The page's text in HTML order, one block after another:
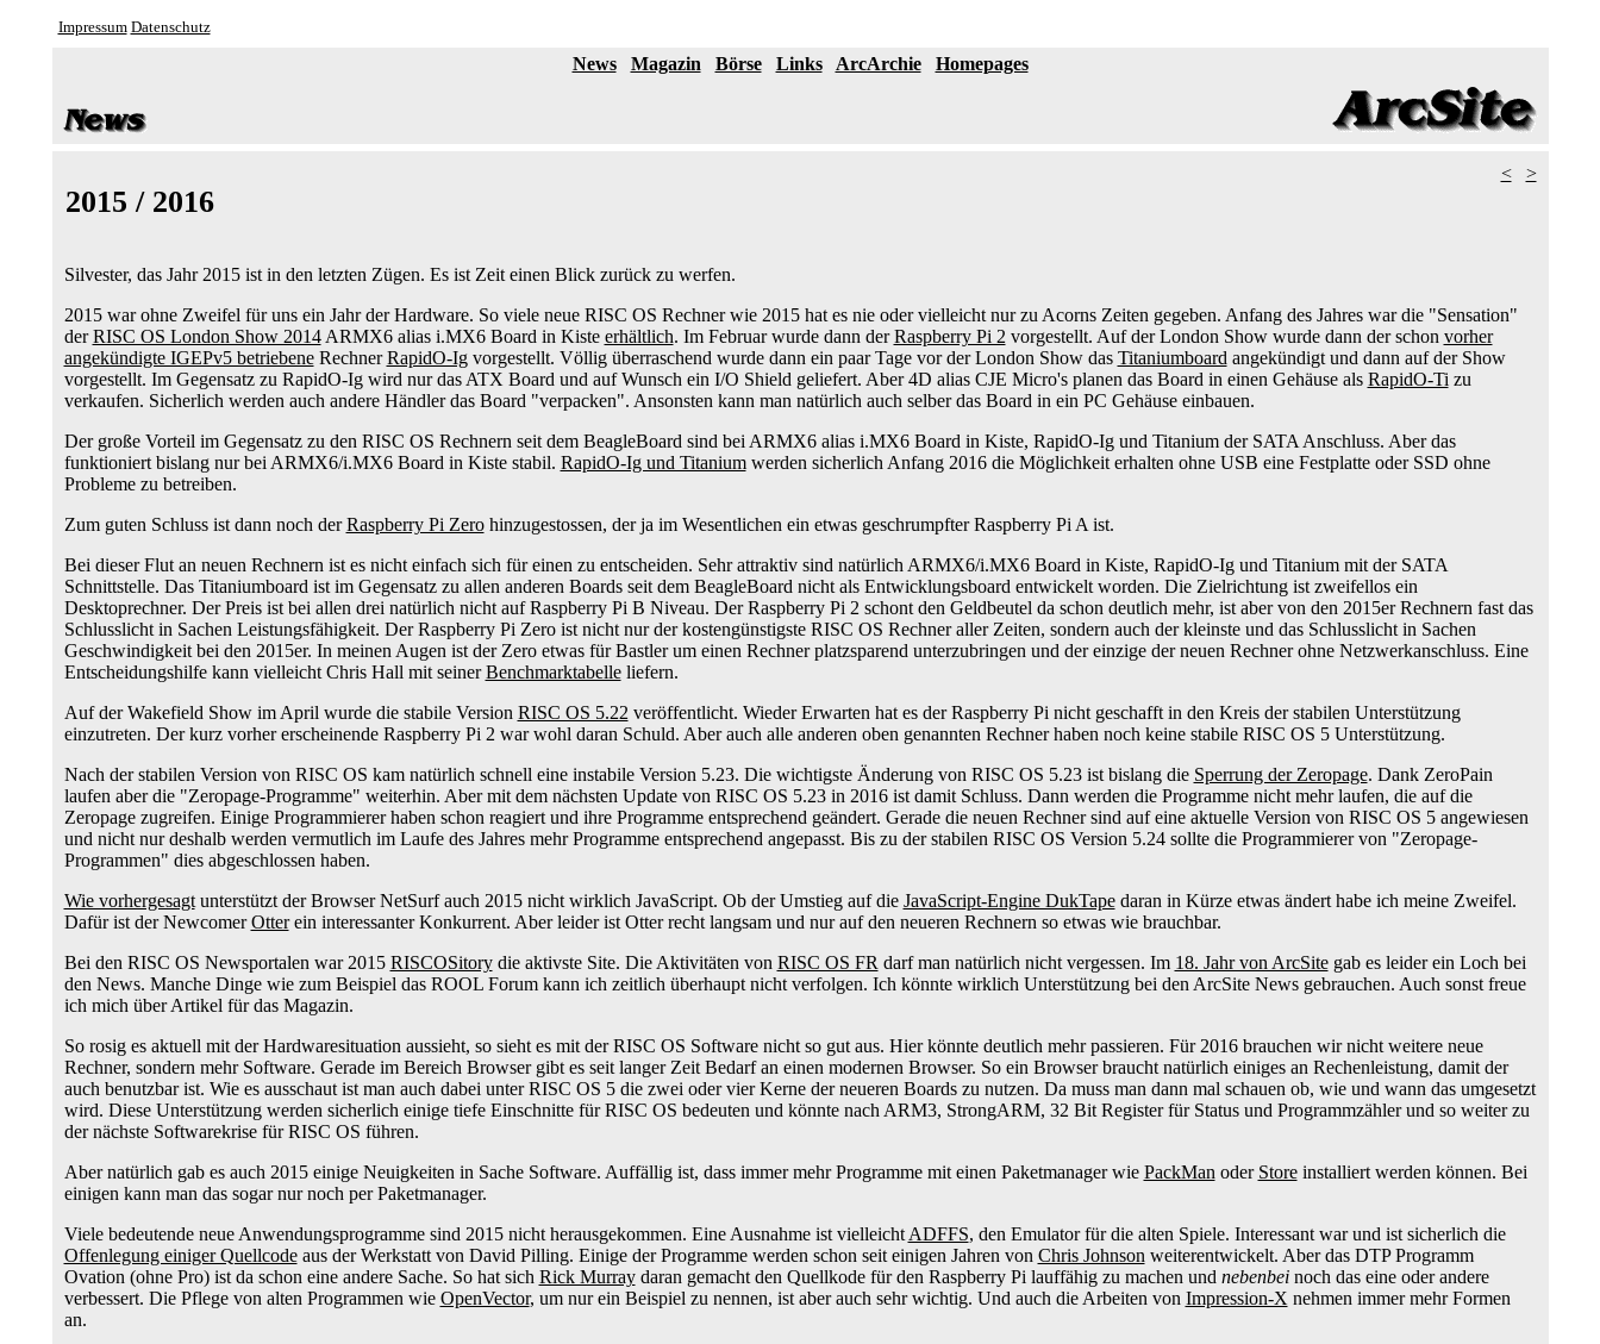
Impressum Datenschutz
News Magazin Börse Links ArcArchie Homepages
2015 / 2016
< >
Silvester, das Jahr 2015 ist in den letzten Zügen. Es ist Zeit einen Blick zurück zu werfen.
2015 war ohne Zweifel für uns ein Jahr der Hardware. So viele neue RISC OS Rechner wie 2015 hat es nie oder vielleicht nur zu Acorns Zeiten gegeben. Anfang des Jahres war die "Sensation"
derRISC OS London Show 2014ARMX6 alias i.MX6 Board in Kiste erhältlich. Im Februar wurde dann derRaspberry Pi 2 vorgestellt. Auf der London Show wurde dann der schon vorher
angekündigte IGEPv5 betriebeneRechnerRapidO-Igvorgestellt. Völlig überraschend wurde dann ein paar Tage vor der London Show das Titaniumboard angekündigt und dann auf der Show
vorgestellt. Im Gegensatz zu RapidO-Ig wird nur das ATX Board und auf Wunsch ein I/O Shield geliefert. Aber 4D alias CJE Micro's planen das Board in einen Gehäuse als RapidO-Ti zu
verkaufen. Sicherlich werden auch andere Händler das Board "verpacken". Ansonsten kann man natürlich auch selber das Board in ein PC Gehäuse einbauen.
Der große Vorteil im Gegensatz zu den RISC OS Rechnern seit dem BeagleBoard sind bei ARMX6 alias i.MX6 Board in Kiste, RapidO-Ig und Titanium der SATA Anschluss. Aber das
funktioniert bislang nur bei ARMX6/i.MX6 Board in Kiste stabil. RapidO-Ig und Titaniumwerden sicherlich Anfang 2016 die Möglichkeit erhalten ohne USB eine Festplatte oder SSD ohne
Probleme zu betreiben.
Zum guten Schluss ist dann noch derRaspberry Pi Zerohinzugestossen, der ja im Wesentlichen ein etwas geschrumpfter Raspberry Pi A ist.
Bei dieser Flut an neuen Rechnern ist es nicht einfach sich für einen zu entscheiden. Sehr attraktiv sind natürlich ARMX6/i.MX6 Board in Kiste, RapidO-Ig und Titanium mit der SATA
Schnittstelle. Das Titaniumboard ist im Gegensatz zu allen anderen Boards seit dem BeagleBoard nicht als Entwicklungsboard entwickelt worden. Die Zielrichtung ist zweifellos ein
Desktoprechner. Der Preis ist bei allen drei natürlich nicht auf Raspberry Pi B Niveau. Der Raspberry Pi 2 schont den Geldbeutel da schon deutlich mehr, ist aber von den 2015er Rechnern fast das
Schlusslicht in Sachen Leistungsfähigkeit. Der Raspberry Pi Zero ist nicht nur der kostengünstigste RISC OS Rechner aller Zeiten, sondern auch der kleinste und das Schlusslicht in Sachen
Geschwindigkeit bei den 2015er. In meinen Augen ist der Zero etwas für Bastler um einen Rechner platzsparend unterzubringen und der einzige der neuen Rechner ohne Netzwerkanschluss. Eine
Entscheidungshilfe kann vielleicht Chris Hall mit seinerBenchmarktabelleliefern.
Auf der Wakefield Show im April wurde die stabile Version RISC OS 5.22 veröffentlicht. Wieder Erwarten hat es der Raspberry Pi nicht geschafft in den Kreis der stabilen Unterstützung
einzutreten. Der kurz vorher erscheinende Raspberry Pi 2 war wohl daran Schuld. Aber auch alle anderen oben genannten Rechner haben noch keine stabile RISC OS 5 Unterstützung.
Nach der stabilen Version von RISC OS kam natürlich schnell eine instabile Version 5.23. Die wichtigste Änderung von RISC OS 5.23 ist bislang die Sperrung der Zeropage. Dank ZeroPain
laufen aber die "Zeropage-Programme" weiterhin. Aber mit dem nächsten Update von RISC OS 5.23 in 2016 ist damit Schluss. Dann werden die Programme nicht mehr laufen, die auf die
Zeropage zugreifen. Einige Programmierer haben schon reagiert und ihre Programme entsprechend geändert. Gerade die neuen Rechner sind auf eine aktuelle Version von RISC OS 5 angewiesen
und nicht nur deshalb werden vermutlich im Laufe des Jahres mehr Programme entsprechend angepasst. Bis zu der stabilen RISC OS Version 5.24 sollte die Programmierer von "Zeropage-
Programmen" dies abgeschlossen haben.
Wie vorhergesagtunterstützt der Browser NetSurf auch 2015 nicht wirklich JavaScript. Ob der Umstieg auf die JavaScript-Engine DukTapedaran in Kürze etwas ändert habe ich meine Zweifel.
Dafür ist der NewcomerOtterein interessanter Konkurrent. Aber leider ist Otter recht langsam und nur auf den neueren Rechnern so etwas wie brauchbar.
Bei den RISC OS Newsportalen war 2015 RISCOSitorydie aktivste Site. Die Aktivitäten von RISC OS FR darf man natürlich nicht vergessen. Im 18. Jahr von ArcSitegab es leider ein Loch bei
den News. Manche Dinge wie zum Beispiel das ROOL Forum kann ich zeitlich überhaupt nicht verfolgen. Ich könnte wirklich Unterstützung bei den ArcSite News gebrauchen. Auch sonst freue
ich mich über Artikel für das Magazin.
So rosig es aktuell mit der Hardwaresituation aussieht, so sieht es mit der RISC OS Software nicht so gut aus. Hier könnte deutlich mehr passieren. Für 2016 brauchen wir nicht weitere neue
Rechner, sondern mehr Software. Gerade im Bereich Browser gibt es seit langer Zeit Bedarf an einen modernen Browser. So ein Browser braucht natürlich einiges an Rechenleistung, damit der
auch benutzbar ist. Wie es ausschaut ist man auch dabei unter RISC OS 5 die zwei oder vier Kerne der neueren Boards zu nutzen. Da muss man dann mal schauen ob, wie und wann das umgesetzt
wird. Diese Unterstützung werden sicherlich einige tiefe Einschnitte für RISC OS bedeuten und könnte nach ARM3, StrongARM, 32 Bit Register für Status und Programmzähler und so weiter zu
der nächste Softwarekrise für RISC OS führen.
Aber natürlich gab es auch 2015 einige Neuigkeiten in Sache Software. Auffällig ist, dass immer mehr Programme mit einen Paketmanager wie PackMan oder Storeinstalliert werden können. Bei
einigen kann man das sogar nur noch per Paketmanager.
Viele bedeutende neue Anwendungsprogramme sind 2015 nicht herausgekommen. Eine Ausnahme ist vielleicht ADFFS, den Emulator für die alten Spiele. Interessant war und ist sicherlich die
Offenlegung einiger Quellcodeaus der Werkstatt von David Pilling. Einige der Programme werden schon seit einigen Jahren von Chris Johnson weiterentwickelt. Aber das DTP Programm
Ovation (ohne Pro) ist da schon eine andere Sache. So hat sich Rick Murraydaran gemacht den Quellkode für den Raspberry Pi lauffähig zu machen und nebenbeinoch das eine oder andere
verbessert. Die Pflege von alten Programmen wie OpenVector, um nur ein Beispiel zu nennen, ist aber auch sehr wichtig. Und auch die Arbeiten von Impression-X nehmen immer mehr Formen
an.